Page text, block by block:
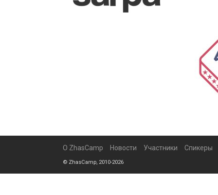
О ZhasCamp Новости Участники Спикеры
© ZhasCamp, 2010-2026